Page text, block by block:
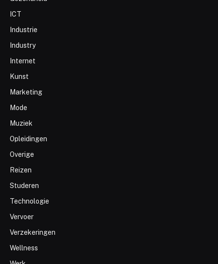
ICT
Industrie
Industry
Internet
Kunst
Marketing
Mode
Muziek
Opleidingen
Overige
Reizen
Studeren
Technologie
Vervoer
Verzekeringen
Wellness